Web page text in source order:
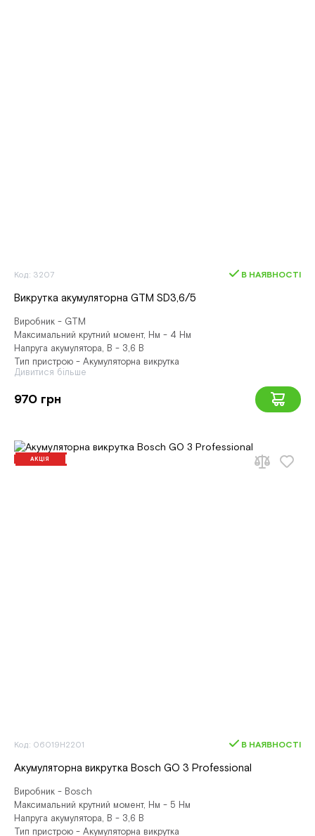
Код: 3207 В НАЯВНОСТІ
Викрутка акумуляторна GTM SD3,6/5
Виробник - GTM
Максимальний крутний момент, Нм - 4 Нм
Напруга акумулятора, В - 3,6 В
Тип пристрою - Акумуляторна викрутка
Дивитися більше
970 грн
АКЦІЯ
Код: 06019H2201 В НАЯВНОСТІ
Акумуляторна викрутка Bosch GO 3 Professional
Виробник - Bosch
Максимальний крутний момент, Нм - 5 Нм
Напруга акумулятора, В - 3,6 В
Тип пристрою - Акумуляторна викрутка